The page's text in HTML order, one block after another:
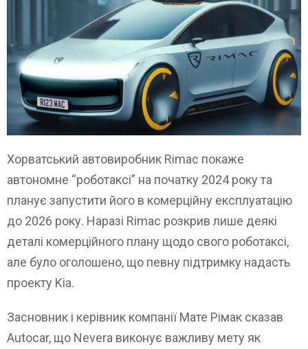
Хорватський автовиробник Rimac покаже
автономне “роботаксі” на початку 2024 року та
планує запустити його в комерційну експлуатацію
до 2026 року. Наразі Rimac розкрив лише деякі
деталі комерційного плану щодо свого роботаксі,
але було оголошено, що певну підтримку надасть
проекту Kia.
Засновник і керівник компанії Мате Рімак сказав
Autocar, що Nevera виконує важливу мету як